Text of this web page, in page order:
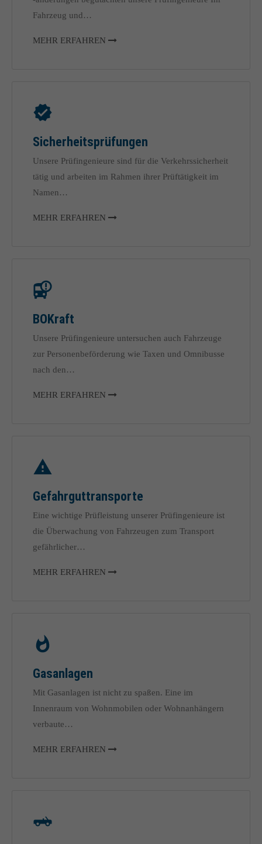
Have any questions?
Lorem ipsum dolor sit amet, consectetuer adipiscing elit.
Aenean commodo ligula eget dolor. Aenean massa. Cum sociis
ridiculus mus. Donec quam felis, ultricies nec.
Fahrzeug und…
MEHR ERFAHREN
Sicherheitsprüfungen
Unsere Prüfingenieure sind für die Verkehrssicherheit
tätig und arbeiten im Rahmen ihrer Prüftätigkeit im
Namen…
MEHR ERFAHREN
BOKraft
Unsere Prüfingenieure untersuchen auch Fahrzeuge
zur Personenbeförderung wie Taxen und Omnibusse
nach den…
MEHR ERFAHREN
Gefahrguttransporte
Eine wichtige Prüfleistung unserer Prüfingenieure ist
die Überwachung von Fahrzeugen zum Transport
gefährlicher…
MEHR ERFAHREN
Gasanlagen
Mit Gasanlagen ist nicht zu spaßen. Eine im
Innenraum von Wohnmobilen oder Wohnanhängern
verbaute…
MEHR ERFAHREN